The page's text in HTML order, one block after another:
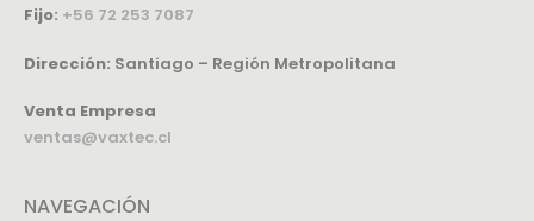
Fijo: +56 72 253 7087
Dirección: Santiago – Región Metropolitana
Venta Empresa
ventas@vaxtec.cl
NAVEGACIÓN